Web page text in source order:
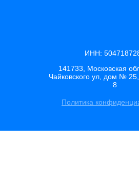
ИНН:
141733, Московская
Чайковского ул, дом №
8
Политика